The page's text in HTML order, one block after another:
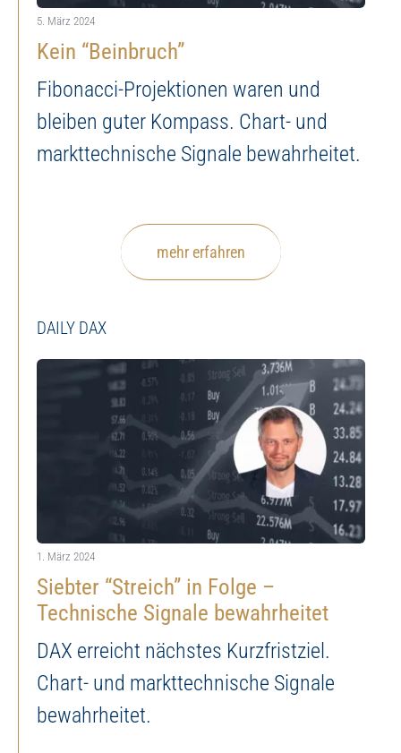
5. März 2024
Kein “Beinbruch”
Fibonacci-Projektionen waren und
bleiben guter Kompass. Chart- und
markttechnische Signale bewahrheitet.
mehr erfahren
DAILY DAX
1. März 2024
Siebter “Streich” in Folge –
Technische Signale bewahrheitet
DAX erreicht nächstes Kurzfristziel.
Chart- und markttechnische Signale
bewahrheitet.